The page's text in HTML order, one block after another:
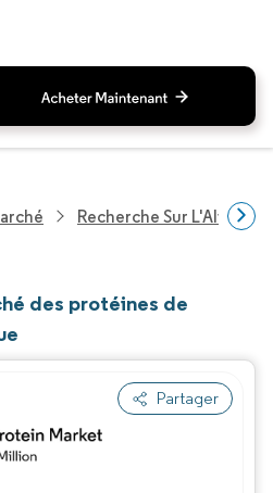
Recherche Sur
des protéines de
Partager